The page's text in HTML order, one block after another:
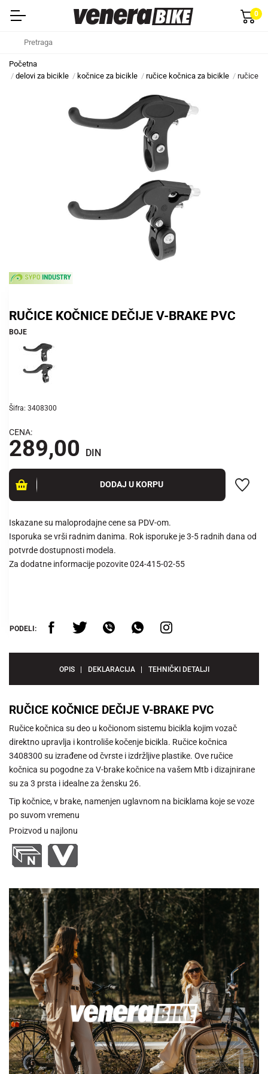
0
Početna
delovi za bicikle
kočnice za bicikle ručice kočnica za bicikle ručice
RUČICE KOČNICE DEČIJE V-BRAKE PVC
BOJE
Šifra: 3408300
CENA:
289,00 DIN
DODAJ U KORPU
Iskazane su maloprodajne cene sa PDV-om.
Isporuka se vrši radnim danima. Rok isporuke je 3-5 radnih dana od
potvrde dostupnosti modela.
Za dodatne informacije pozovite 024-415-02-55
PODELI:
OPIS DEKLARACIJA TEHNIČKI DETALJI
RUČICE KOČNICE DEČIJE V-BRAKE PVC
Ručice kočnica su deo u kočionom sistemu bicikla kojim vozač
direktno upravlja i kontroliše kočenje bicikla. Ručice kočnica
3408300 su izrađene od čvrste i izdržljive plastike. Ove ručice
kočnica su pogodne za V-brake kočnice na vašem Mtb i dizajnirane
su za 3 prsta i idealne za žensku 26.
Tip kočnice, v brake, namenjen uglavnom na biciklama koje se voze
po suvom vremenu
Proizvod u najlonu